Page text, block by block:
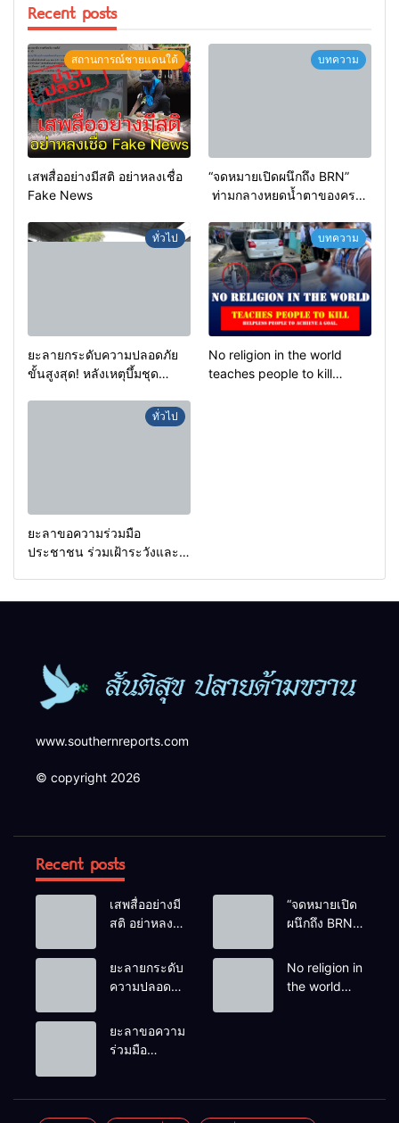
Recent posts
สถานการณ์ชายแดนใต้
เสพสื่ออย่างมีสติ อย่าหลงเชื่อ
Fake News
บทความ
“จดหมายเปิดผนึกถึง BRN”
ท่ามกลางหยดน้ำตาของครอบ
สะอื้นของทารกน้อยที่ต้อง
กำพร้าแม่
ทั่วไป
ยะลายกระดับความปลอดภัย
ขั้นสูงสุด! หลังเหตุบึ้มชุด
กรองเตือนเฝ้าระวังแกนนำสั่ง
บทความ
No religion in the world
teaches people to kill
ทั่วไป
ยะลาขอความร่วมมือ
ประชาชน ร่วมเฝ้าระวังและ
www.southernreports.com
© copyright 2026
Recent posts
เสพสื่ออย่างมี
สติ อย่าหลง
“จดหมายเปิด
ผนึกถึง BRN”
หยดน้ำตาของ
ครอบครัวครู
ยะลายกระดับ
ความปลอดภัย
คุ้มครองครู
เตือนเฝ้าระวัง
แกนนำสั่งการ
No religion in
the world
goal.
ยะลาขอความ
ร่วมมือ